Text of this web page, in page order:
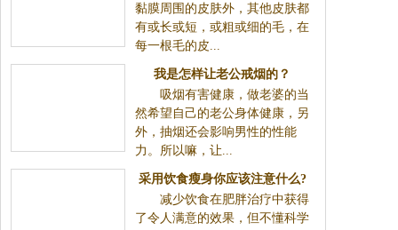
黏膜周围的皮肤外，其他皮肤都
有或长或短，或粗或细的毛，在
每一根毛的皮...
我是怎样让老公戒烟的？
吸烟有害健康，做老婆的当
然希望自己的老公身体健康，另
外，抽烟还会影响男性的性能
力。所以嘛，让...
采用饮食瘦身你应该注意什么?
减少饮食在肥胖治疗中获得
了令人满意的效果，但不懂科学